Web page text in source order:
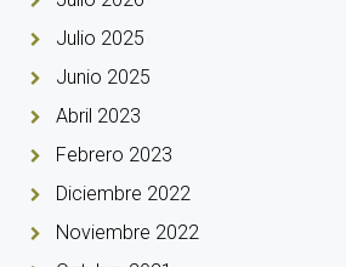
Julio 2025
Junio 2025
Abril 2023
Febrero 2023
Diciembre 2022
Noviembre 2022